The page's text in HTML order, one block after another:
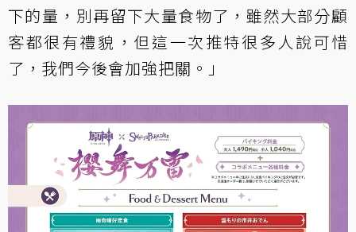
下的量，別再留下大量食物了，雖然大部分顧
客都很有禮貌，但這一次推特很多人說可惜
了，我們今後會加強把關。」